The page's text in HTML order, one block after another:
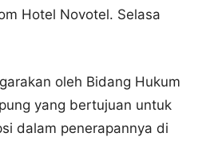
Hotel Novotel. Selasa
oleh Bidang Hukum
yang bertujuan untuk
dalam penerapannya di